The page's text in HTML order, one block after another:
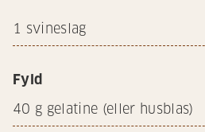
1 svineslag
Fyld
40 g gelatine (eller husblas)